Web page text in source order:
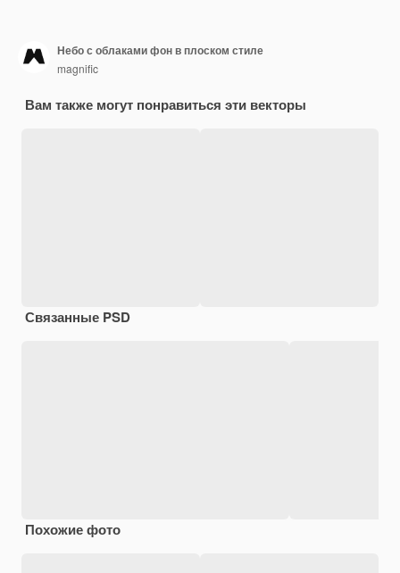
Небо с облаками фон в плоском стиле
magnific
Вам также могут понравиться эти векторы
Связанные PSD
Похожие фото